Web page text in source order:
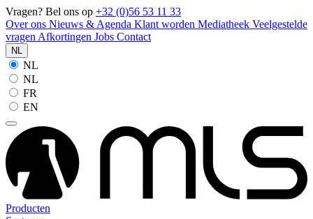
Vragen? Bel ons op +32 (0)56 53 11 33
Over ons Nieuws & Agenda Klant worden Mediatheek Veelgestelde
vragen Afkortingen Jobs Contact
NL
NL
NL
FR
EN
Producten